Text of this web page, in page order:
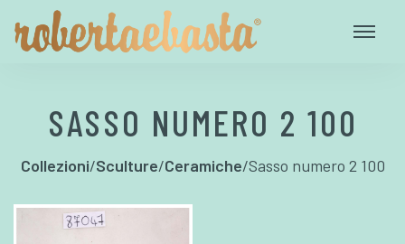
SASSO NUMERO 2 100
Collezioni/Sculture/Ceramiche/Sasso numero 2 100